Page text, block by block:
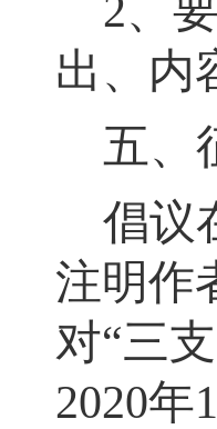
2、
出、内
五、
倡议
注明作
对“三
2020年